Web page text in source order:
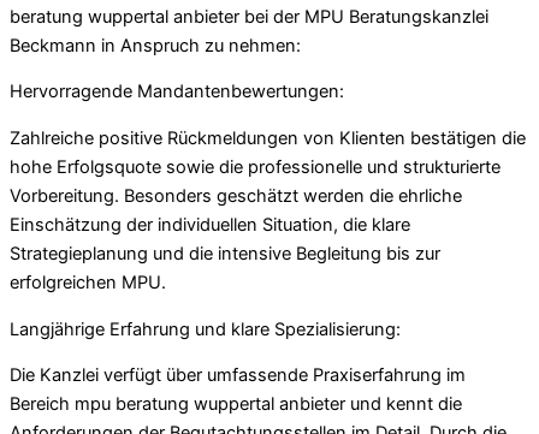
beratung wuppertal anbieter bei der MPU Beratungskanzlei
Beckmann in Anspruch zu nehmen:
Hervorragende Mandantenbewertungen:
Zahlreiche positive Rückmeldungen von Klienten bestätigen die
hohe Erfolgsquote sowie die professionelle und strukturierte
Vorbereitung. Besonders geschätzt werden die ehrliche
Einschätzung der individuellen Situation, die klare
Strategieplanung und die intensive Begleitung bis zur
erfolgreichen MPU.
Langjährige Erfahrung und klare Spezialisierung:
Die Kanzlei verfügt über umfassende Praxiserfahrung im
Bereich mpu beratung wuppertal anbieter und kennt die